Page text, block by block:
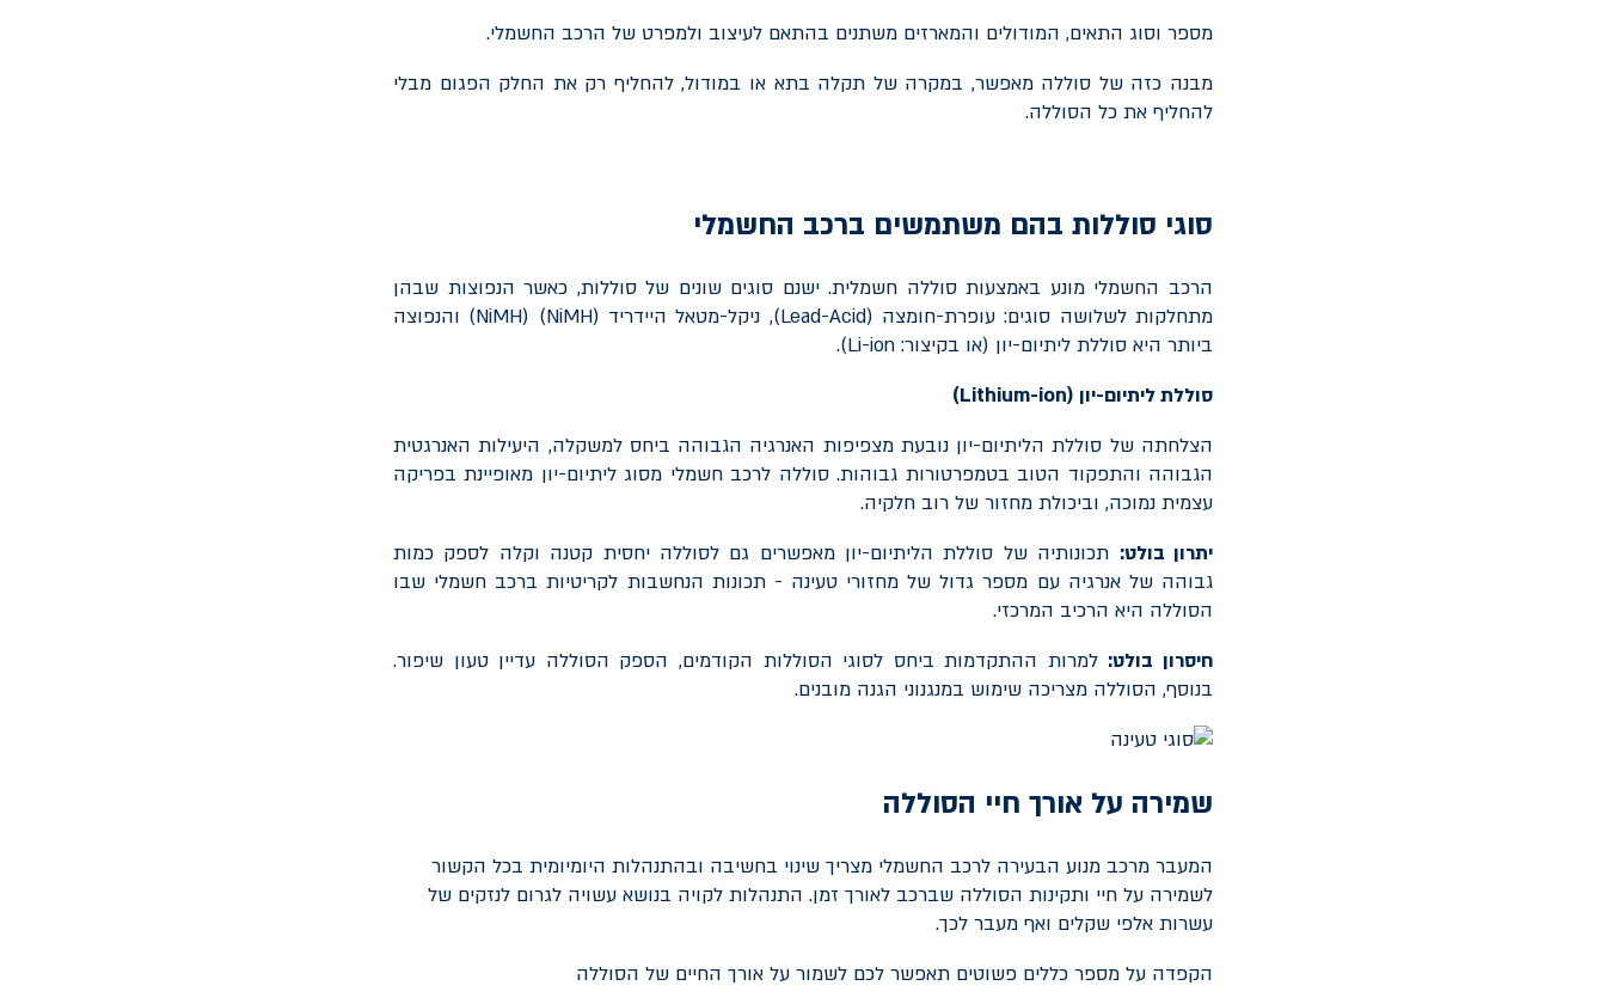
מספר וסוג התאים, המודולים והמארזים משתנים בהתאם לעיצוב ולמפרט של הרכב החשמלי.
מבנה כזה של סוללה מאפשר, במקרה של תקלה בתא או במודול, להחליף רק את החלק הפגום מבלי
להחליף את כל הסוללה.
סוגי סוללות בהם משתמשים ברכב החשמלי
הרכב החשמלי מונע באמצעות סוללה חשמלית. ישנם סוגים שונים של סוללות, כאשר הנפוצות שבהן
מתחלקות לשלושה סוגים: עופרת-חומצה (Lead-Acid), ניקל-מטאל היידריד (NiMH
) (
(NiMH והנפוצה
ביותר היא סוללת ליתיום-יון (או בקיצור: Li-ion
).
סוללת ליתיום-יון (Lithium-ion
)
הצלחתה של סוללת הליתיום-יון נובעת מצפיפות האנרגיה הגבוהה ביחס למשקלה, היעילות האנרגטית
הגבוהה והתפקוד הטוב בטמפרטורות גבוהות. סוללה לרכב חשמלי מסוג ליתיום-יון מאופיינת בפריקה
עצמית נמוכה, וביכולת מחזור של רוב חלקיה.
יתרון בולט: תכונותיה של סוללת הליתיום-יון מאפשרים גם לסוללה יחסית קטנה וקלה לספק כמות
גבוהה של אנרגיה עם מספר גדול של מחזורי טעינה - תכונות הנחשבות לקריטיות ברכב חשמלי שבו
הסוללה היא הרכיב המרכזי.
חיסרון בולט: למרות ההתקדמות ביחס לסוגי הסוללות הקודמים, הספק הסוללה עדיין טעון שיפור.
בנוסף, הסוללה מצריכה שימוש במנגנוני הגנה מובנים.
שמירה על אורך חיי הסוללה
המעבר מרכב מנוע הבעירה לרכב החשמלי מצריך שינוי בחשיבה ובהתנהלות היומיומית בכל הקשור
לשמירה על חיי ותקינות הסוללה שברכב לאורך זמן. התנהלות לקויה בנושא עשויה לגרום לנזקים של
עשרות אלפי שקלים ואף מעבר לכך.
הקפדה על מספר כללים פשוטים תאפשר לכם לשמור על אורך החיים של הסוללה